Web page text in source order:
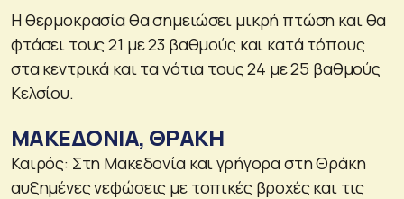
Η θερμοκρασία θα σημειώσει μικρή πτώση και θα
φτάσει τους 21 με 23 βαθμούς και κατά τόπους
στα κεντρικά και τα νότια τους 24 με 25 βαθμούς
Κελσίου.
ΜΑΚΕΔΟΝΙΑ, ΘΡΑΚΗ
Καιρός: Στη Μακεδονία και γρήγορα στη Θράκη
αυξημένες νεφώσεις με τοπικές βροχές και τις